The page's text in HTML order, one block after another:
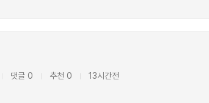
댓글 0 추천 0 13시간전